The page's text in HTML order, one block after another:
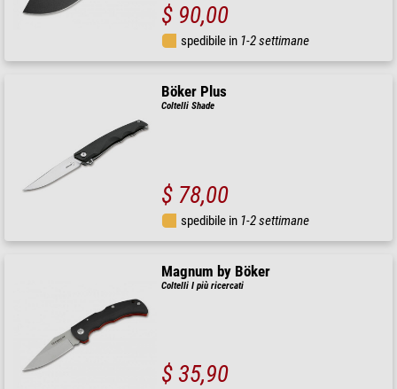
$ 90,00
spedibile in 1-2 settimane
Böker Plus
Coltelli Shade
$ 78,00
spedibile in 1-2 settimane
Magnum by Böker
Coltelli I più ricercati
$ 35,90